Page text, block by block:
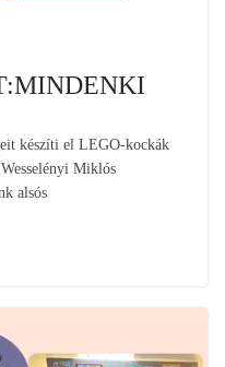
készíti el LEGO-kockák
Miklós
alsós